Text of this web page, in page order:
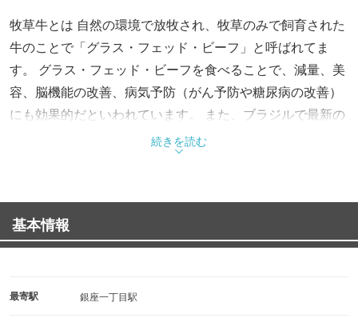
牧草牛とは 自然の環境で放牧され、牧草のみで飼育された
牛のことで「グラス・フェッド・ビーフ」と呼ばれてま
す。 グラス・フェッド・ビーフを食べることで、減量、美
容、脳機能の改善、病気予防（がん予防や糖尿病の改善）
にも効果的だといわれています。 また、ブラジルで最新の
人気カクテルも初上陸。 Super Bacanaでは、進化した
Estilo Bacana（バッカーナ スタイル）のシュラスコをお楽
続きを読む
基本情報
最寄駅 銀座一丁目駅